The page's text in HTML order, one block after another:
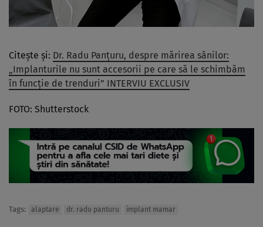
Citește și: Dr. Radu Panțuru, despre mărirea sânilor:
„Implanturile nu sunt accesorii pe care să le schimbăm
în funcție de trenduri” INTERVIU EXCLUSIV
FOTO: Shutterstock
Tags: alaptare dr. radu panturu implant mamar